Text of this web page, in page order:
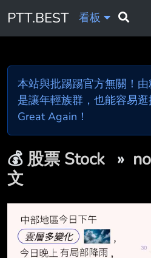
PTT.BEST 看板
本站與批踢踢官方無關！
是讓年輕族群，也能容易
Great Again！
💰股票 Stock »
文